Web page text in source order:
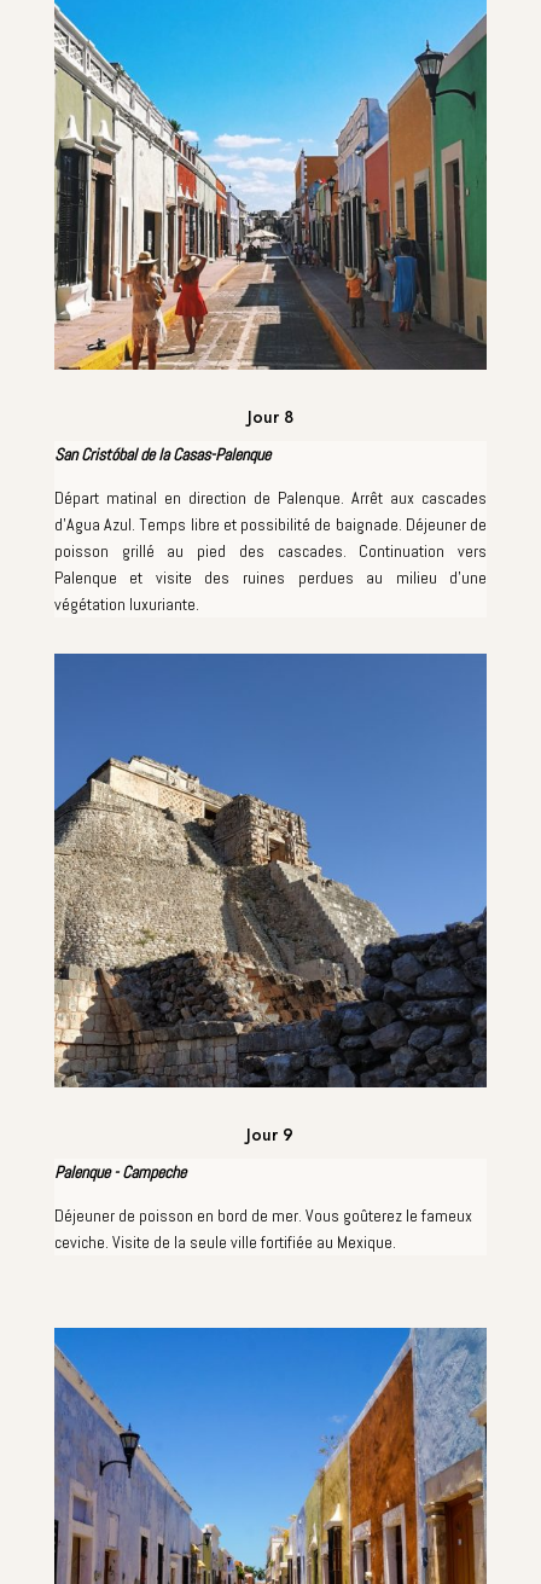
Jour 8
San Cristóbal de la Casas-Palenque
Départ matinal en direction de Palenque. Arrêt aux cascades
d'Agua Azul. Temps libre et possibilité de baignade. Déjeuner de
poisson grillé au pied des cascades. Continuation vers
Palenque et visite des ruines perdues au milieu d'une
végétation luxuriante.
Jour 9
Palenque - Campeche
Déjeuner de poisson en bord de mer. Vous goûterez le fameux
ceviche. Visite de la seule ville fortifiée au Mexique.